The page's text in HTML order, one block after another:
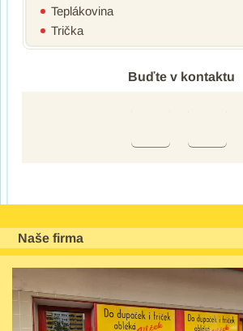
Teplákovina
Trička
Buďte v kontaktu
Naše firma